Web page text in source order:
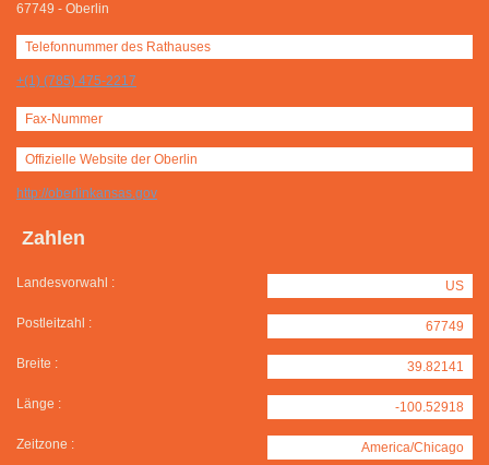
67749 - Oberlin
Telefonnummer des Rathauses
+(1) (785) 475-2217
Fax-Nummer
Offizielle Website der Oberlin
http://oberlinkansas.gov
Zahlen
Landesvorwahl : US
Postleitzahl : 67749
Breite : 39.82141
Länge : -100.52918
Zeitzone : America/Chicago